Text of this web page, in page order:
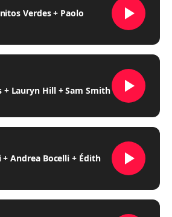
Verdes + Paolo
+ Lauryn Hill + Sam Smith
Andrea Bocelli + Édith